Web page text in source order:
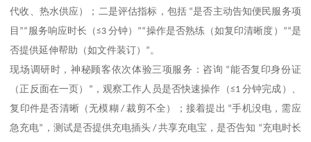
代收、热水供应）；二是评估指标，包括 “是否主动告知便民服务项
目 ”“服务响应时长（≤3分钟） ”“操作是否熟练（如复印清晰度） ”“是
否提供延伸帮助（如文件装订） ”。
现场调研时，神秘顾客依次体验三项服务：咨询 “能否复印身份证
（正反面在一页） ” ，观察工作人员是否快速操作（≤1 分钟完成）、
复印件是否清晰（无模糊/裁剪不全）；接着提出 “手机没电，需应
急充电” ，测试是否提供充电插头/共享充电宝，是否告知 “充电时长